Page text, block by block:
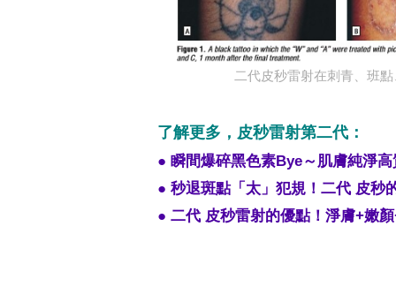
二代皮秒雷射在刺青、班
了解更多，皮秒雷射第二代：
● 瞬間爆碎黑色素Bye～肌膚純淨
● 秒退斑點「太」犯規！二代 皮秒
● 二代 皮秒雷射的優點！淨膚+嫩